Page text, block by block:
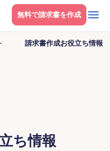
無料で請求書を作成 メニ
請求書作成お役立ち情報
ち情報